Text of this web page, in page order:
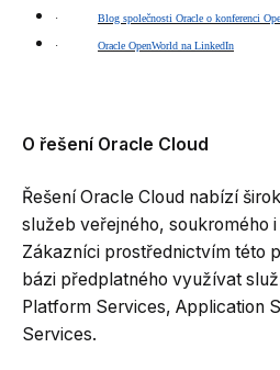
· Blog společnosti Oracle o konferenci
· Oracle OpenWorld na LinkedIn
O řešení Oracle Cloud
Řešení Oracle Cloud nabízí
služeb veřejného, soukromého
Zákazníci prostřednictvím této
bázi předplatného využívat
Platform Services, Application
Services.